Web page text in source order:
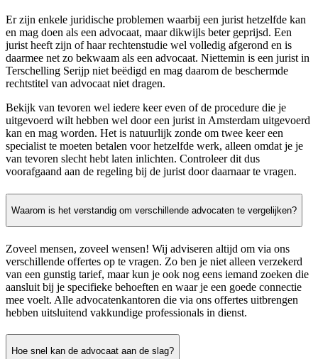
Er zijn enkele juridische problemen waarbij een jurist hetzelfde kan
en mag doen als een advocaat, maar dikwijls beter geprijsd. Een
jurist heeft zijn of haar rechtenstudie wel volledig afgerond en is
daarmee net zo bekwaam als een advocaat. Niettemin is een jurist in
Terschelling Serijp niet beëdigd en mag daarom de beschermde
rechtstitel van advocaat niet dragen.
Bekijk van tevoren wel iedere keer even of de procedure die je
uitgevoerd wilt hebben wel door een jurist in Amsterdam uitgevoerd
kan en mag worden. Het is natuurlijk zonde om twee keer een
specialist te moeten betalen voor hetzelfde werk, alleen omdat je je
van tevoren slecht hebt laten inlichten. Controleer dit dus
voorafgaand aan de regeling bij de jurist door daarnaar te vragen.
Waarom is het verstandig om verschillende advocaten te vergelijken?
Zoveel mensen, zoveel wensen! Wij adviseren altijd om via ons
verschillende offertes op te vragen. Zo ben je niet alleen verzekerd
van een gunstig tarief, maar kun je ook nog eens iemand zoeken die
aansluit bij je specifieke behoeften en waar je een goede connectie
mee voelt. Alle advocatenkantoren die via ons offertes uitbrengen
hebben uitsluitend vakkundige professionals in dienst.
Hoe snel kan de advocaat aan de slag?